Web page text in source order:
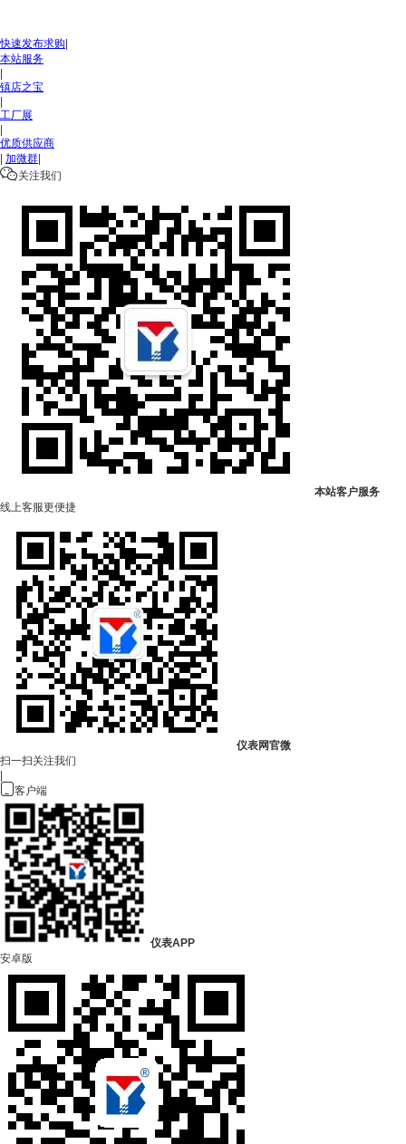
快速发布求购
本站服务
镇店之宝
工厂展
优质供应商
加微群
关注我们
本站客户服务
线上客服更便捷
仪表网官微
扫一扫关注我们
客户端
仪表APP
安卓版